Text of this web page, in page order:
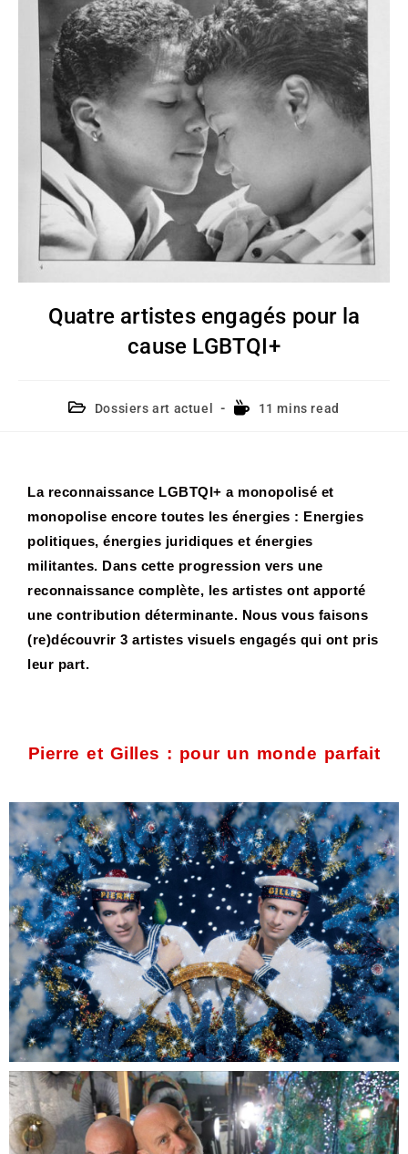
Quatre artistes engagés pour la
cause LGBTQI+
Dossiers art actuel 11 mins read
La reconnaissance LGBTQI+ a monopolisé et
monopolise encore toutes les énergies : Energies
politiques, énergies juridiques et énergies
militantes. Dans cette progression vers une
reconnaissance complète, les artistes ont apporté
une contribution déterminante. Nous vous faisons
(re)découvrir 3 artistes visuels engagés qui ont pris
leur part.
Pierre et Gilles : pour un monde parfait